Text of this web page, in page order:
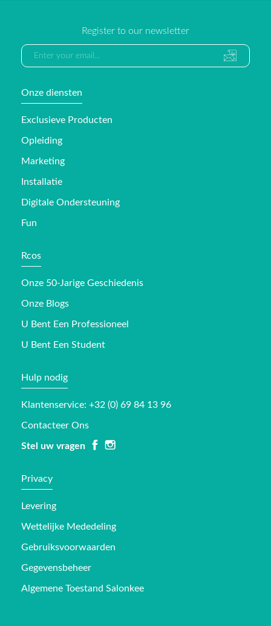
Register to our newsletter
Onze diensten
Exclusieve Producten
Opleiding
Marketing
Installatie
Digitale Ondersteuning
Fun
Rcos
Onze 50-Jarige Geschiedenis
Onze Blogs
U Bent Een Professioneel
U Bent Een Student
Hulp nodig
Klantenservice: +32 (0) 69 84 13 96
Contacteer Ons
Stel uw vragen
Privacy
Levering
Wettelijke Mededeling
Gebruiksvoorwaarden
Gegevensbeheer
Algemene Toestand Salonkee